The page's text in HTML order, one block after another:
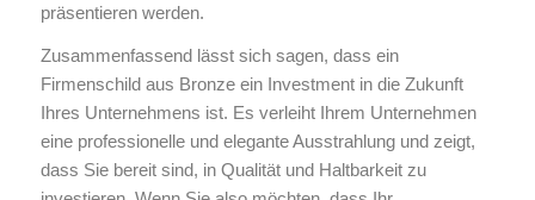
präsentieren werden.
Zusammenfassend lässt sich sagen, dass ein
Firmenschild aus Bronze ein Investment in die Zukunft
Ihres Unternehmens ist. Es verleiht Ihrem Unternehmen
eine professionelle und elegante Ausstrahlung und zeigt,
dass Sie bereit sind, in Qualität und Haltbarkeit zu